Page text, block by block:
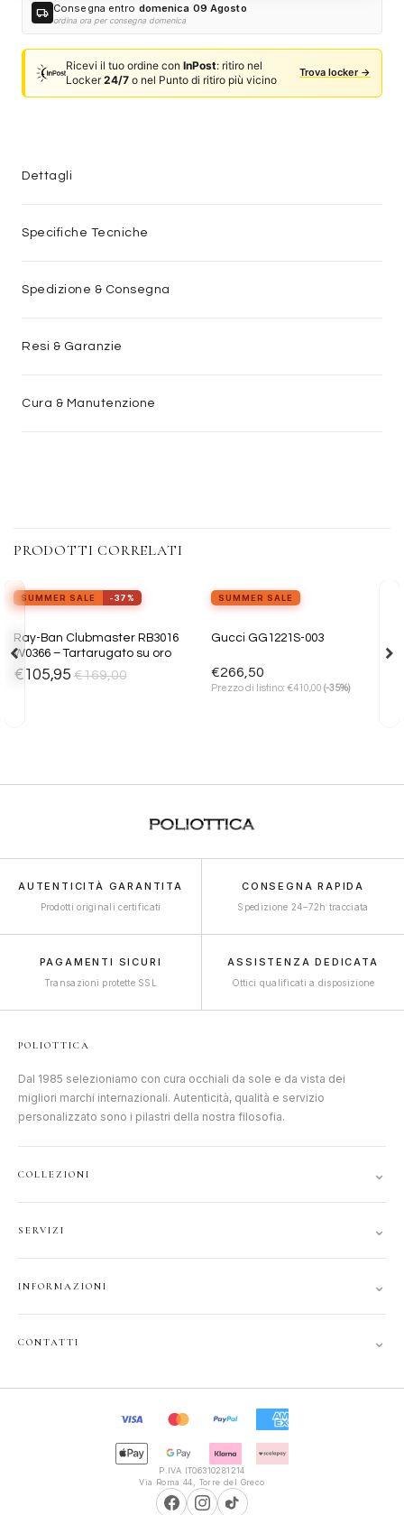
local_shipping Consegna entro domenica 09 Agosto
ordina ora per consegna domenica
Ricevi il tuo ordine conInPost: ritiro nel
Locker24/7 o nel Punto di ritiro più vicino
Trova locker →
Dettagli
Specifiche Tecniche
Spedizione & Consegna
Resi & Garanzie
Cura & Manutenzione
PRODOTTI CORRELATI
Aggiungi
alla lista
dei
SUMMER SALE -37%
Ray-Ban Clubmaster RB3016
W0366 – Tartarugato su oro
€105,95 €169,00
SUMMER SALE
Gucci GG1221S-003
€266,50
Prezzo di listino: €410,00 (-35%)
AUTENTICITÀ GARANTITA
Prodotti originali certificati
CONSEGNA RAPIDA
Spedizione 24–72h tracciata
PAGAMENTI SICURI
Transazioni protette SSL
ASSISTENZA DEDICATA
Ottici qualificati a disposizione
POLIOTTICA
Dal 1985 selezioniamo con cura occhiali da sole e da vista dei
migliori marchi internazionali. Autenticità, qualità e servizio
personalizzato sono i pilastri della nostra filosofia.
COLLEZIONI ⌄
JUNIOR
GIFT CARD
SERVIZI ⌄
SPEDIZIONI
RECESSO
INFORMAZIONI ⌄
CONTATTI ⌄
9:30–13:00, 16:00–20:00
P.IVA IT06310281214
Via Roma 44, Torre del Greco